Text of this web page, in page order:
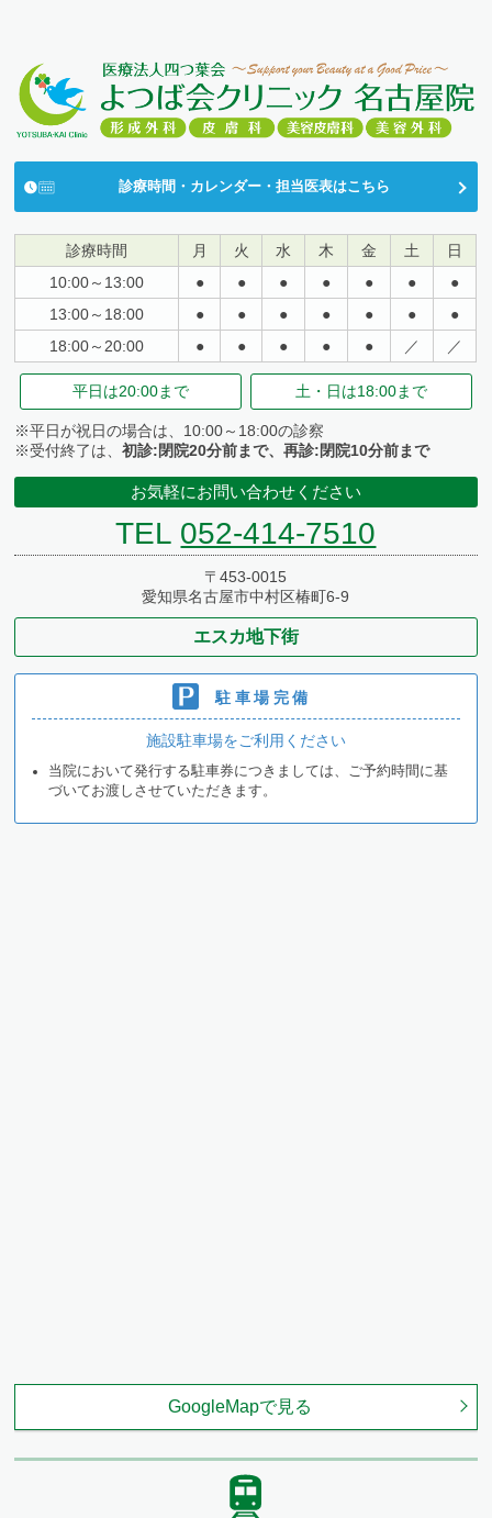
診療時間・カレンダー・担当医表はこちら
診療時間 月 火 水 木 金 土
日
10:00～13:00
● ● ● ● ● ●
●
13:00～18:00
● ● ● ● ● ●
●
18:00～20:00
● ● ● ● ● ／ ／
平日は20:00まで 土・日は18:00まで
※平日が祝日の場合は、10:00～18:00の診察
※受付終了は、初診:閉院20分前まで、再診:閉院10分前まで
お気軽にお問い合わせください
TEL 052-414-7510
〒453-0015
愛知県名古屋市中村区椿町6-9
エスカ地下街
駐車場完備
施設駐車場をご利用ください
当院において発行する駐車券につきましては、ご予約時間に基
づいてお渡しさせていただきます。
GoogleMapで見る